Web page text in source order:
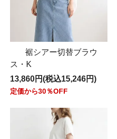
裾シアー切替ブラウ
ス・K
13,860円(税込15,246円)
定価から30％OFF